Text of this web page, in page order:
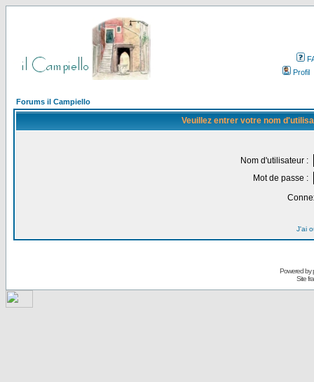
Profil
Forums il Campiello
Veuillez entrer votre nom
Nom d'utilisateur :
Mot de passe :
J'ai
Powered by
Site